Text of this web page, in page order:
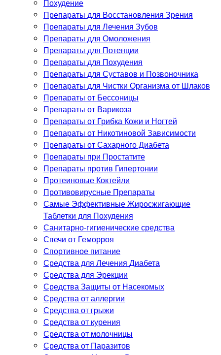
Похудение
Препараты для Восстановления Зрения
Препараты для Лечения Зубов
Препараты для Омоложения
Препараты для Потенции
Препараты для Похудения
Препараты для Суставов и Позвоночника
Препараты для Чистки Организма от Шлаков
Препараты от Бессоницы
Препараты от Варикоза
Препараты от Грибка Кожи и Ногтей
Препараты от Никотиновой Зависимости
Препараты от Сахарного Диабета
Препараты при Простатите
Препараты против Гипертонии
Протеиновые Коктейли
Противовирусные Препараты
Самые Эффективные Жиросжигающие
Таблетки для Похудения
Санитарно-гигиенические средства
Свечи от Геморроя
Спортивное питание
Средства для Лечения Диабета
Средства для Эрекции
Средства Защиты от Насекомых
Средства от аллергии
Средства от грыжи
Средства от курения
Средства от молочницы
Средства от Паразитов